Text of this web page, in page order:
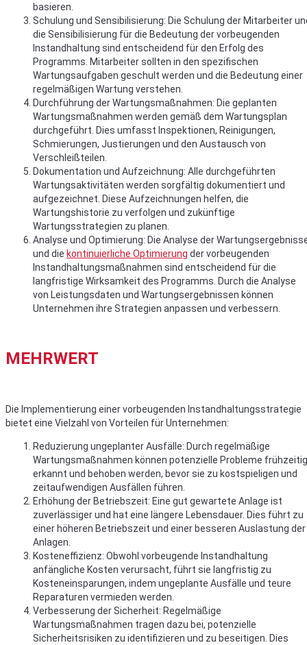
basieren.
Schulung und Sensibilisierung: Die Schulung der Mitarbeiter
die Sensibilisierung für die Bedeutung der vorbeugenden
Instandhaltung sind entscheidend für den Erfolg des
Programms. Mitarbeiter sollten in den spezifischen
Wartungsaufgaben geschult werden und die Bedeutung einer
regelmäßigen Wartung verstehen.
Durchführung der Wartungsmaßnahmen: Die geplanten
Wartungsmaßnahmen werden gemäß dem Wartungsplan
durchgeführt. Dies umfasst Inspektionen, Reinigungen,
Schmierungen, Justierungen und den Austausch von
Verschleißteilen.
Dokumentation und Aufzeichnung: Alle durchgeführten
Wartungsaktivitäten werden sorgfältig dokumentiert und
aufgezeichnet. Diese Aufzeichnungen helfen, die
Wartungshistorie zu verfolgen und zukünftige
Wartungsstrategien zu planen.
Analyse und Optimierung: Die Analyse der
und die kontinuierliche Optimierung der vorbeugenden
Instandhaltungsmaßnahmen sind entscheidend für die
langfristige Wirksamkeit des Programms. Durch die Analyse
von Leistungsdaten und Wartungsergebnissen können
Unternehmen ihre Strategien anpassen und verbessern.
MEHRWERT
Die Implementierung einer vorbeugenden Instandhaltungsstrategie
bietet eine Vielzahl von Vorteilen für Unternehmen:
Reduzierung ungeplanter Ausfälle: Durch regelmäßige
Wartungsmaßnahmen können potenzielle Probleme frühzeitig
erkannt und behoben werden, bevor sie zu kostspieligen und
zeitaufwendigen Ausfällen führen.
Erhöhung der Betriebszeit: Eine gut gewartete Anlage ist
zuverlässiger und hat eine längere Lebensdauer. Dies führt zu
einer höheren Betriebszeit und einer besseren Auslastung der
Anlagen.
Kosteneffizienz: Obwohl vorbeugende Instandhaltung
anfängliche Kosten verursacht, führt sie langfristig zu
Kosteneinsparungen, indem ungeplante Ausfälle und teure
Reparaturen vermieden werden.
Verbesserung der Sicherheit: Regelmäßige
Wartungsmaßnahmen tragen dazu bei, potenzielle
Sicherheitsrisiken zu identifizieren und zu beseitigen. Dies